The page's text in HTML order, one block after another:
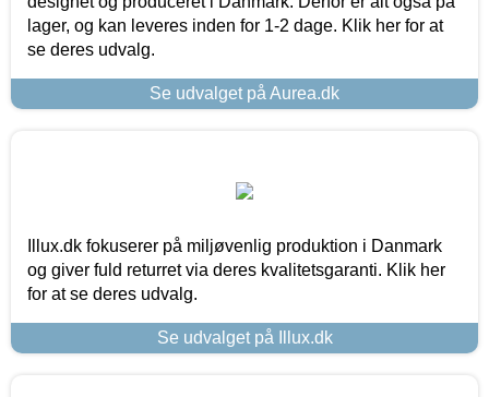
lager, og kan leveres inden for 1-2 dage. Klik her for at
se deres udvalg.
Se udvalget på Aurea.dk
Illux.dk fokuserer på miljøvenlig produktion i Danmark
og giver fuld returret via deres kvalitetsgaranti. Klik her
for at se deres udvalg.
Se udvalget på Illux.dk